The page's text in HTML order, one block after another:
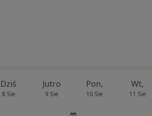
Dziś
8 Sie
Jutro
9 Sie
Pon,
10 Sie
Wt,
11 Sie